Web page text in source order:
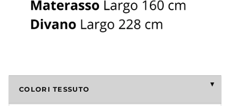
COLORI TESSUTO